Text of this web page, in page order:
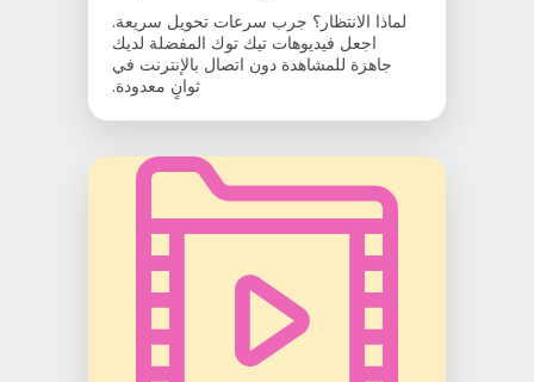
لماذا الانتظار؟ جرب سرعات تحويل سريعة.
اجعل فيديوهات تيك توك المفضلة لديك
جاهزة للمشاهدة دون اتصال بالإنترنت في
ثوانٍ معدودة.